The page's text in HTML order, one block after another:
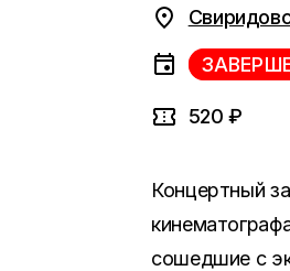
520 ₽
Концертный
сошедшие с